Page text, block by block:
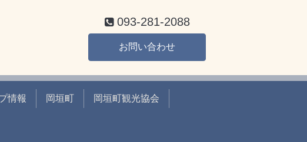
093-281-2088
お問い合わせ
情報 岡垣町 岡垣町観光協会